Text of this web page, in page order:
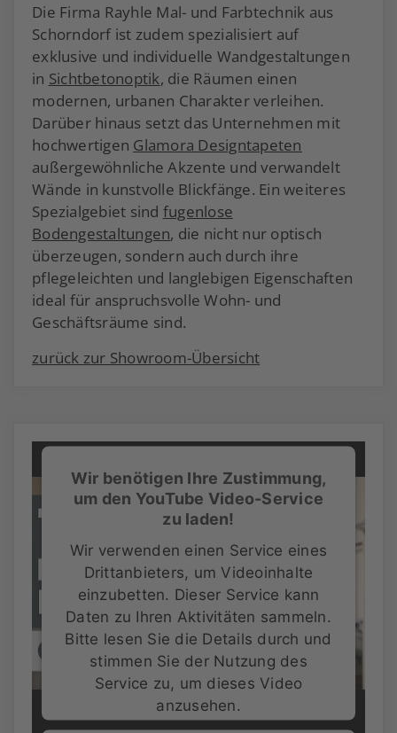
Die Firma Rayhle Mal- und Farbtechnik aus
Schorndorf ist zudem spezialisiert auf
exklusive und individuelle Wandgestaltungen
in Sichtbetonoptik, die Räumen einen
modernen, urbanen Charakter verleihen.
Darüber hinaus setzt das Unternehmen mit
hochwertigen Glamora Designtapeten
außergewöhnliche Akzente und verwandelt
Wände in kunstvolle Blickfänge. Ein weiteres
Spezialgebiet sind fugenlose
Bodengestaltungen, die nicht nur optisch
überzeugen, sondern auch durch ihre
pflegeleichten und langlebigen Eigenschaften
ideal für anspruchsvolle Wohn- und
Geschäftsräume sind.
zurück zur Showroom-Übersicht
Wir benötigen Ihre Zustimmung,
um den YouTube Video-Service
zu laden!
Wir verwenden einen Service eines
Drittanbieters, um Videoinhalte
einzubetten. Dieser Service kann
Daten zu Ihren Aktivitäten sammeln.
Bitte lesen Sie die Details durch und
stimmen Sie der Nutzung des
Service zu, um dieses Video
anzusehen.